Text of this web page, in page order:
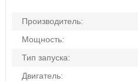
Производитель:
Мощность:
Тип запуска:
Двигатель: